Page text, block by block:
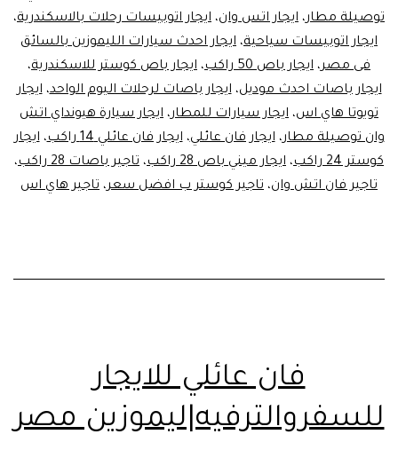
توصيلة مطار، ايجار اتس وان، ايجار اتوبيسات رحلات بالاسكندرية،
ايجار اتوبيسات سياحية، ايجار احدث سيارات الليموزين بالسائق
فى مصر، ايجار باص 50 راكب ، ايجار باص كوستر للاسكندرية،
ايجار باصات احدث موديل،ايجار باصات لرحلات اليوم الواحد،ايجار
تويوتا هاي اس، ايجار سيارات للمطار، ايجار سيارة هيونداي اتش
وان توصيلة مطار،ايجار فان عائلي،ايجار فان عائلي 14 راكب ،ايجار
كوستر 24 راكب
، ايجار ميني باص 28 راكب ، تاجير باصات 28 راكب
،
تاجير فان اتش وان، تاجير كوستر ب افضل سعر، تاجير هاي اس
فان عائلي للايجار
للسفروالترفيه|ليموزين مصر